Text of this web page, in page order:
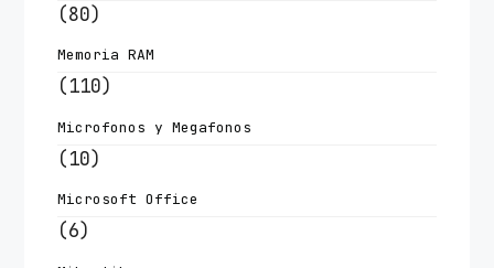
(80)
Memoria RAM
(110)
Microfonos y Megafonos
(10)
Microsoft Office
(6)